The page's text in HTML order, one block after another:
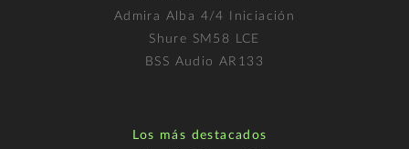
Admira Alba 4/4 Iniciación
Shure SM58 LCE
BSS Audio AR133
Los más destacados